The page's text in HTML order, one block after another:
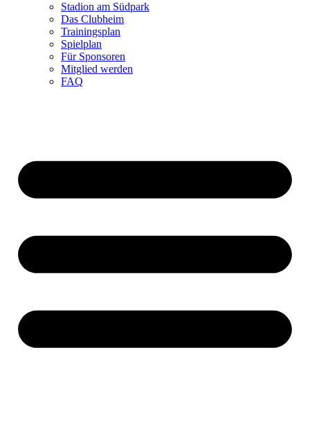
Stadion am Südpark
Das Clubheim
Trainingsplan
Spielplan
Für Sponsoren
Mitglied werden
FAQ